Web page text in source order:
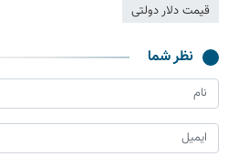
قیمت دلار دولتی
نظر شما